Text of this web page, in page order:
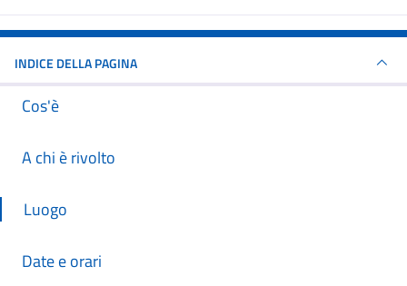
INDICE DELLA PAGINA
Cos'è
A chi è rivolto
Luogo
Date e orari